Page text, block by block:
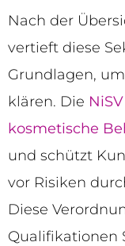
Nach der
vertieft diese
Grundlagen,
klären. Die
kosmetische
und schützt
vor Risiken
Diese
Qualifikationen